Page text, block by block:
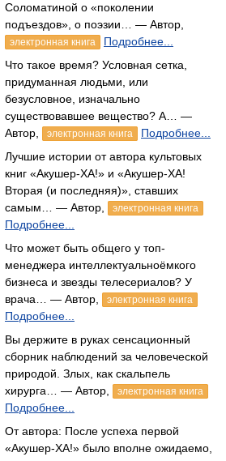
Соломатиной о «поколении
подъездов», о поэзии… — Автор,
электронная книга
Подробнее...
Что такое время? Условная сетка,
придуманная людьми, или
безусловное, изначально
существовавшее вещество? А… —
Автор,
электронная книга
Подробнее...
Лучшие истории от автора культовых
книг «Акушер-ХА!» и «Акушер-ХА!
Вторая (и последняя)», ставших
самым… — Автор,
электронная книга
Подробнее...
Что может быть общего у топ-
менеджера интеллектуальноёмкого
бизнеса и звезды телесериалов? У
врача… — Автор,
электронная книга
Подробнее...
Вы держите в руках сенсационный
сборник наблюдений за человеческой
природой. Злых, как скальпель
хирурга… — Автор,
электронная книга
Подробнее...
От автора: После успеха первой
«Акушер-ХА!» было вполне ожидаемо,